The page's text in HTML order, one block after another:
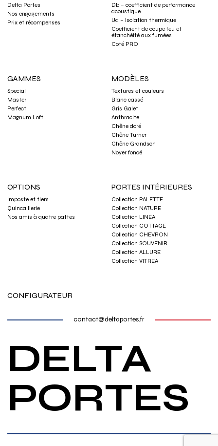
Delta Portes
Nos engagements
Prix et récompenses
Db – coefficient de performance
acoustique
Ud – Isolation thermique
Coefficient de coupe feu et
étanchéité aux fumées
Coté PRO
GAMMES
Special
Master
Perfect
Magnum Loft
MODÈLES
Textures et couleurs
Blanc cassé
Gris Galet
Anthracite
Chêne doré
Chêne Turner
Chêne Grandson
Noyer foncé
OPTIONS
Imposte et tiers
Quincaillerie
Nos amis à quatre pattes
PORTES INTÉRIEURES
Collection PALETTE
Collection NATURE
Collection LINEA
Collection COTTAGE
Collection CHEVRON
Collection SOUVENIR
Collection ALLURE
Collection VITREA
CONFIGURATEUR
contact@deltaportes.fr
DELTA
PORTES